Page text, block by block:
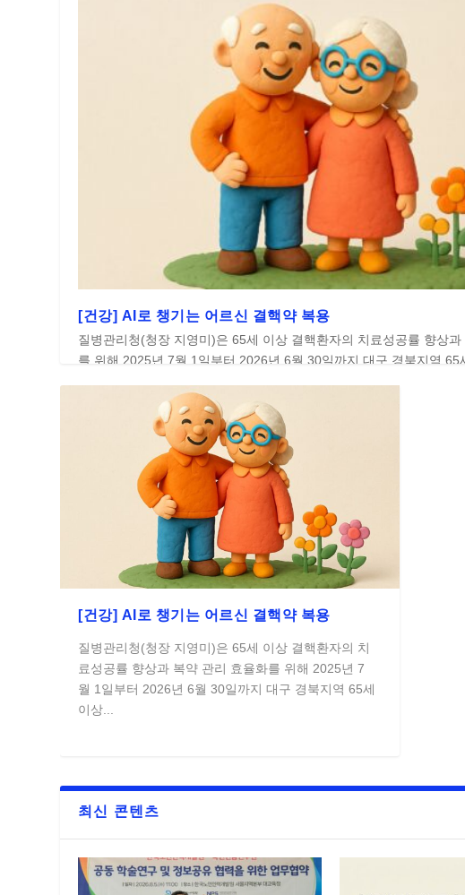
[건강] AI로 챙기는 어르신 결핵약 복용
질병관리청(청장 지영미)은 65세 이상 결핵환자의 치료성공률 향상
를 위해 2025년 7월 1일부터 2026년 6월 30일까지 대구 경북지역 65
[건강] AI로 챙기는 어르신 결핵약 복용
질병관리청(청장 지영미)은 65세 이상 결핵환자의 치
료성공률 향상과 복약 관리 효율화를 위해 2025년 7
월 1일부터 2026년 6월 30일까지 대구 경북지역 65세
이상...
최신 콘텐츠